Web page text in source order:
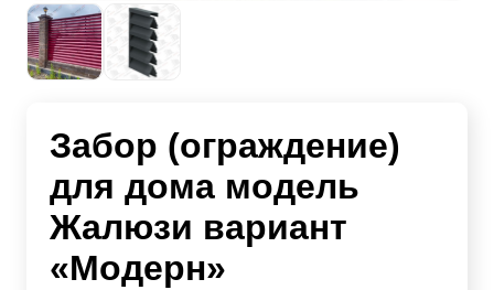
Забор (ограждение)
для дома модель
Жалюзи вариант
«Модерн»